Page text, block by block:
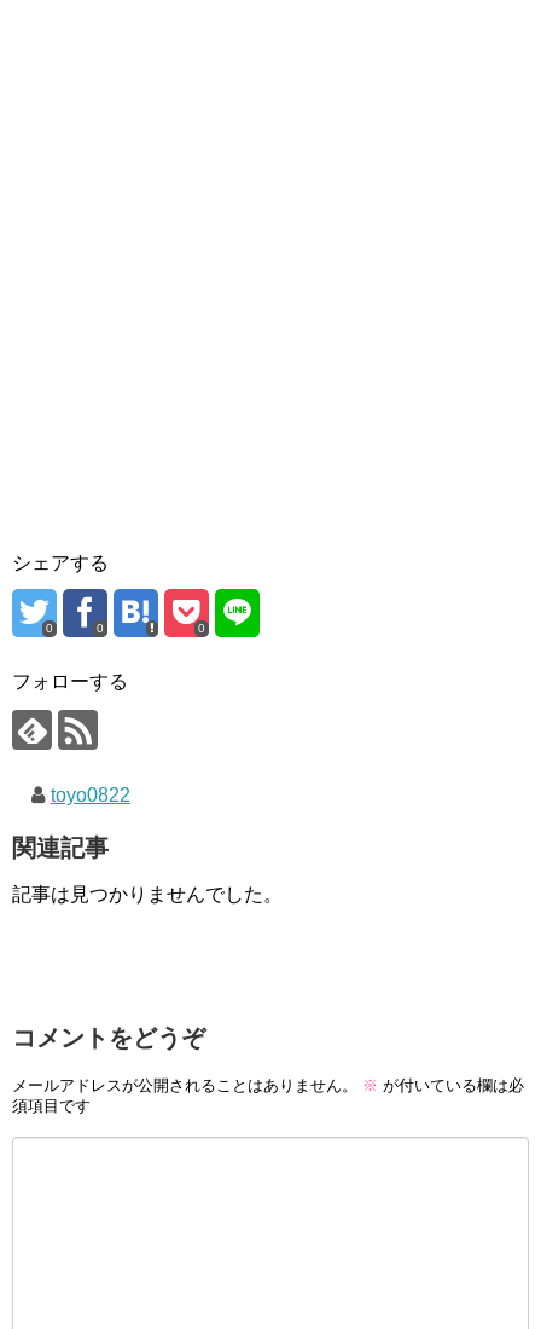
シェアする
0 0 0
フォローする
toyo0822
関連記事
記事は見つかりませんでした。
コメントをどうぞ
メールアドレスが公開されることはありません。 ※ が付いている欄は必
須項目です